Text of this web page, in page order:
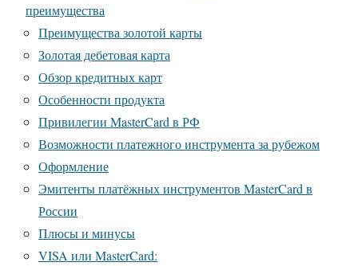
преимущества
Преимущества золотой карты
Золотая дебетовая карта
Обзор кредитных карт
Особенности продукта
Привилегии MasterCard в РФ
Возможности платежного инструмента за рубежом
Оформление
Эмитенты платёжных инструментов MasterCard в
России
Плюсы и минусы
VISA или MasterCard: